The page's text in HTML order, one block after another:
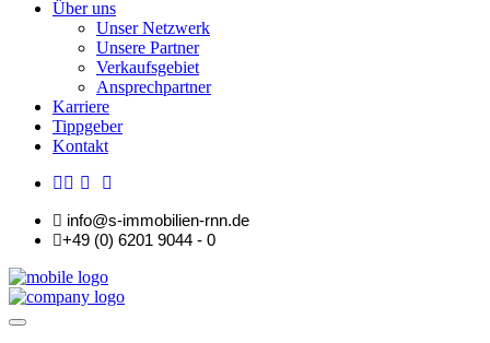
Über uns
Unser Netzwerk
Unsere Partner
Verkaufsgebiet
Ansprechpartner
Karriere
Tippgeber
Kontakt
info@s-immobilien-rnn.de
+49 (0) 6201 9044 - 0